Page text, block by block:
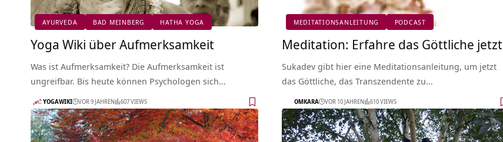
AYURVEDA BAD MEINBERG HATHA YOGA
Yoga Wiki über Aufmerksamkeit
Was ist Aufmerksamkeit? Die Aufmerksamkeit ist
ungreifbar. Bis heute können Psychologen sich…
YOGAWIKI VOR 9 JAHREN 607 VIEWS
MEDITATIONSANLEITUNG PODCAST
Meditation: Erfahre das Göttliche jetzt
Sukadev gibt hier eine Meditationsanleitung, um jetzt
das Göttliche, das Transzendente zu…
OMKARA VOR 10 JAHREN 610 VIEWS